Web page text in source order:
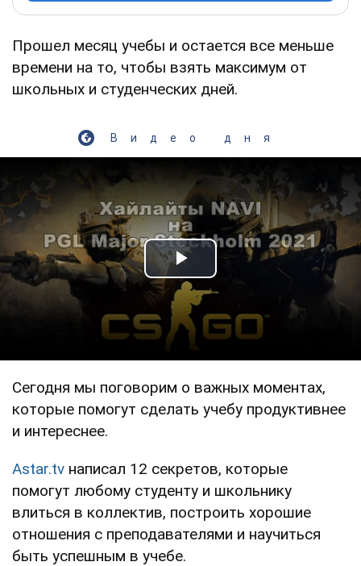
Прошел месяц учебы и остается все меньше
времени на то, чтобы взять максимум от
школьных и студенческих дней.
Видео дня
Play Video
Сегодня мы поговорим о важных моментах,
которые помогут сделать учебу продуктивнее
и интереснее.
Astar.tv написал 12 секретов, которые
помогут любому студенту и школьнику
влиться в коллектив, построить хорошие
отношения с преподавателями и научиться
быть успешным в учебе.